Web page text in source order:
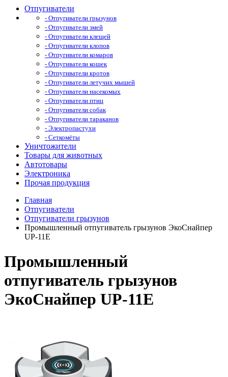
Отпугиватели
- Отпугиватели грызунов
- Отпугиватели змей
- Отпугиватели клещей
- Отпугиватели клопов
- Отпугиватели комаров
- Отпугиватели кошек
- Отпугиватели кротов
- Отпугиватели летучих мышей
- Отпугиватели насекомых
- Отпугиватели птиц
- Отпугиватели собак
- Отпугиватели тараканов
- Электропастухи
- Сеткомёты
Уничтожители
Товары для животных
Автотовары
Электроника
Прочая продукция
Главная
Отпугиватели
Отпугиватели грызунов
Промышленный отпугиватель грызунов ЭкоСнайпер
UP-11E
Промышленный
отпугиватель грызунов
ЭкоСнайпер UP-11E